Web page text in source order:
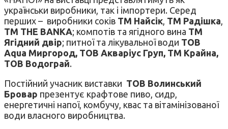
українськи виробники, так і імпортери. Серед
перших – виробники соків ТМ Найсік ТМ Радішка
ТМ THE BANKA; компотів та ягідного вина ТМ
Ягідний двір; питної та лікувальної води ТОВ
Aqua Миргород, ТОВ Акваріус Груп, ТМ Крайна,
ТОВ Водограй.
Постійний учасник виставки ТОВ Волинський
Бровар презентує крафтове пиво, сидр,
енергетичні напої, комбучу, квас та вітамінізованої
води власного виробництва.